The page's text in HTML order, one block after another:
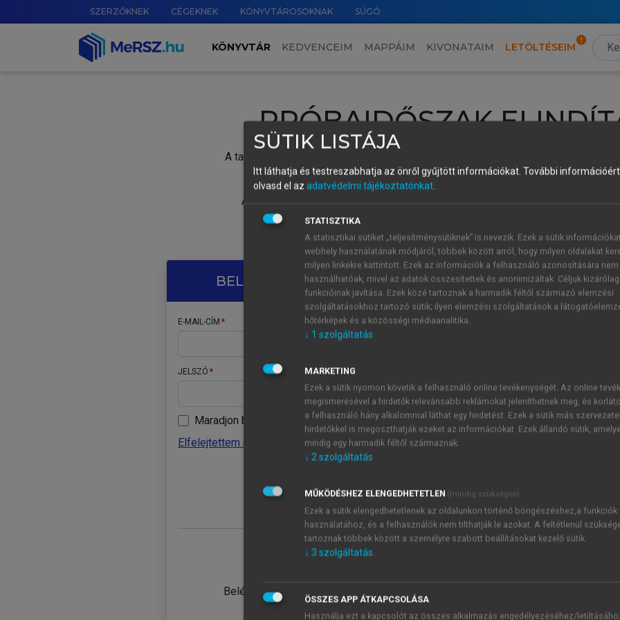
SZERZŐKNEK CÉGEKNEK KÖNYVTÁROSOKNAK SÚGÓ
KÖNYVTÁR KEDVENCEIM MAPPÁIM KIVONATAIM LETÖLTÉSEIM
PRÓBAIDŐSZAK
A tartalom megtekintéséhez lépj be a saját fiókoddal, iskolai azonosítóddal vagy
Új felhasználóként1 óra díjmentes hozzáférésrevagy
A próbaidőszak elindításához,
vagy hozz
A regisztráció után a
BELÉPÉS SAJÁT FIÓKKAL
E-MAIL-CÍM
JELSZÓ
Maradjon belépve
Elfelejtettem a jelszavamat
Belépés intézményi azonosítóval
ÚJ FIÓK
1 óra
JELSZÓ
Kérek értesítést a MeRSZ
Kérek értesítést az
SÜTIK LISTÁJA
Itt láthatja és testreszabhatja az önről gyűjtött információkat. További
olvasd el az adatvédelmi tájékoztatónkat.
STATISZTIKA
A statisztikai sütiket „teljesítménysütiknek” is nevezik. Ezek a sütik
webhely használatának módjáról, többek között arról, hogy milyen oldalakat
milyen linkekre kattintott. Ezek az információk a felhasználó azonosítására nem
használhatóak, mivel az adatok összesítettek és anonimizáltak. Céljuk
funkcióinak javítása. Ezek közé tartoznak a harmadik féltől származó elemzési
szolgáltatásokhoz tartozó sütik; ilyen elemzési szolgáltatások a
hőtérképek és a közösségi médiaanalitika.
↓ 1 szolgáltatás
MARKETING
Ezek a sütik nyomon követik a felhasználó online tevékenységét. Az online
megismerésével a hirdetők relevánsabb reklámokat jeleníthetnek meg, és
a felhasználó hány alkalommal láthat egy hirdetést. Ezek a sütik más
hirdetőkkel is megoszthatják ezeket az információkat. Ezek állandó sütik,
mindig egy harmadik féltől származnak.
↓ 2szolgáltatás
MŰKÖDÉSHEZ ELENGEDHETETLEN (mindig szükséges)
Ezek a sütik elengedhetetlenek az oldalunkon történő böngészéshez,a funkciók
használatához, és a felhasználók nem tilthatják le azokat. A feltétlenül
tartoznak többek között a személyre szabott beállításokat kezelő sütik.
↓ 3 szolgáltatás
ÖSSZES APP ÁTKAPCSOLÁSA
Használja ezt a kapcsolót az összes alkalmazás engedélyezéséhez/